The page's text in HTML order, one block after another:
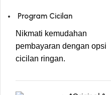
Program Cicilan
Nikmati kemudahan
pembayaran dengan opsi
cicilan ringan.